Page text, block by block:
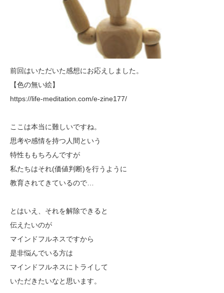
前回はいただいた感想にお応えしました。
【色の無い絵】
https://life-meditation.com/e-zine177/
ここは本当に難しいですね。
思考や感情を持つ人間という
特性ももちろんですが
私たちはそれ(価値判断)を行うように
教育されてきているので…
とはいえ、それを解除できると
伝えたいのが
マインドフルネスですから
是非悩んでいる方は
マインドフルネスにトライして
いただきたいなと思います。